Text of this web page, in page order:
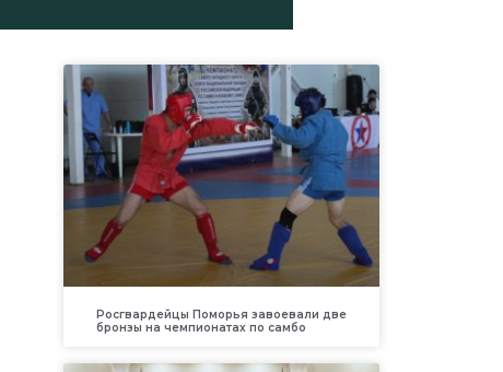
Росгвардейцы Поморья завоевали две
бронзы на чемпионатах по самбо